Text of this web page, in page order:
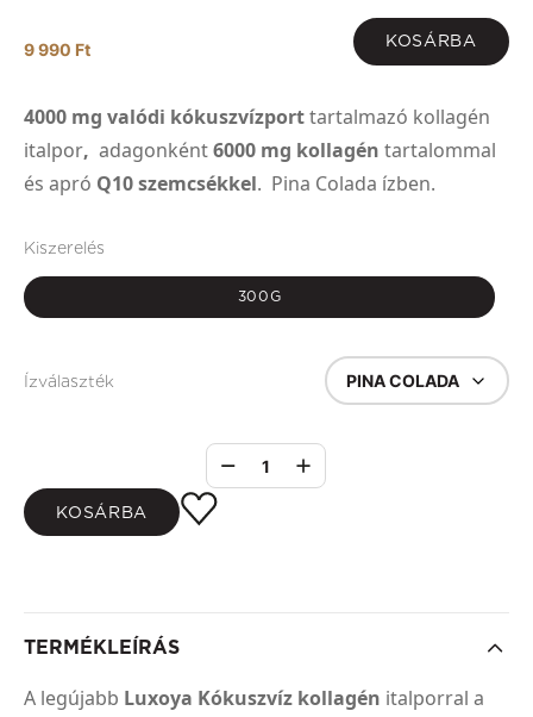
9 990 Ft KOSÁRBA
4000 mg valódi kókuszvízporttartalmazó kollagén
italpor, adagonként6000 mg kollagén tartalommal
és apró Q10 szemcsékkel. Pina Colada ízben.
Kiszerelés
300G
Ízválaszték PINA COLADA
1
KOSÁRBA
TERMÉKLEÍRÁS
A legújabb Luxoya Kókuszvíz kollagén italporral a